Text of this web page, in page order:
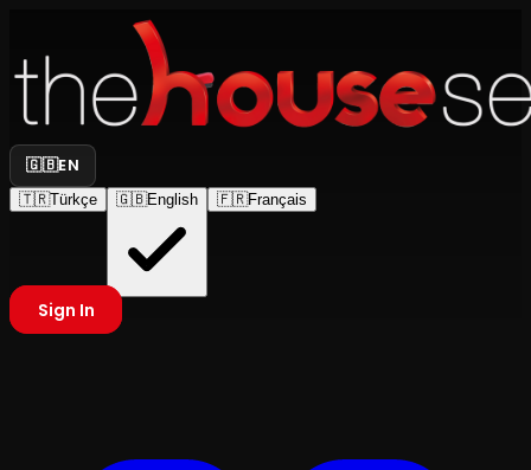
🇬🇧EN
🇹🇷Türkçe 🇬🇧English 🇫🇷Français
Sign In